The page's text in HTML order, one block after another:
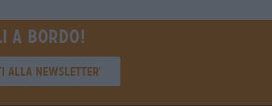
a bordo!
alla newsletter'